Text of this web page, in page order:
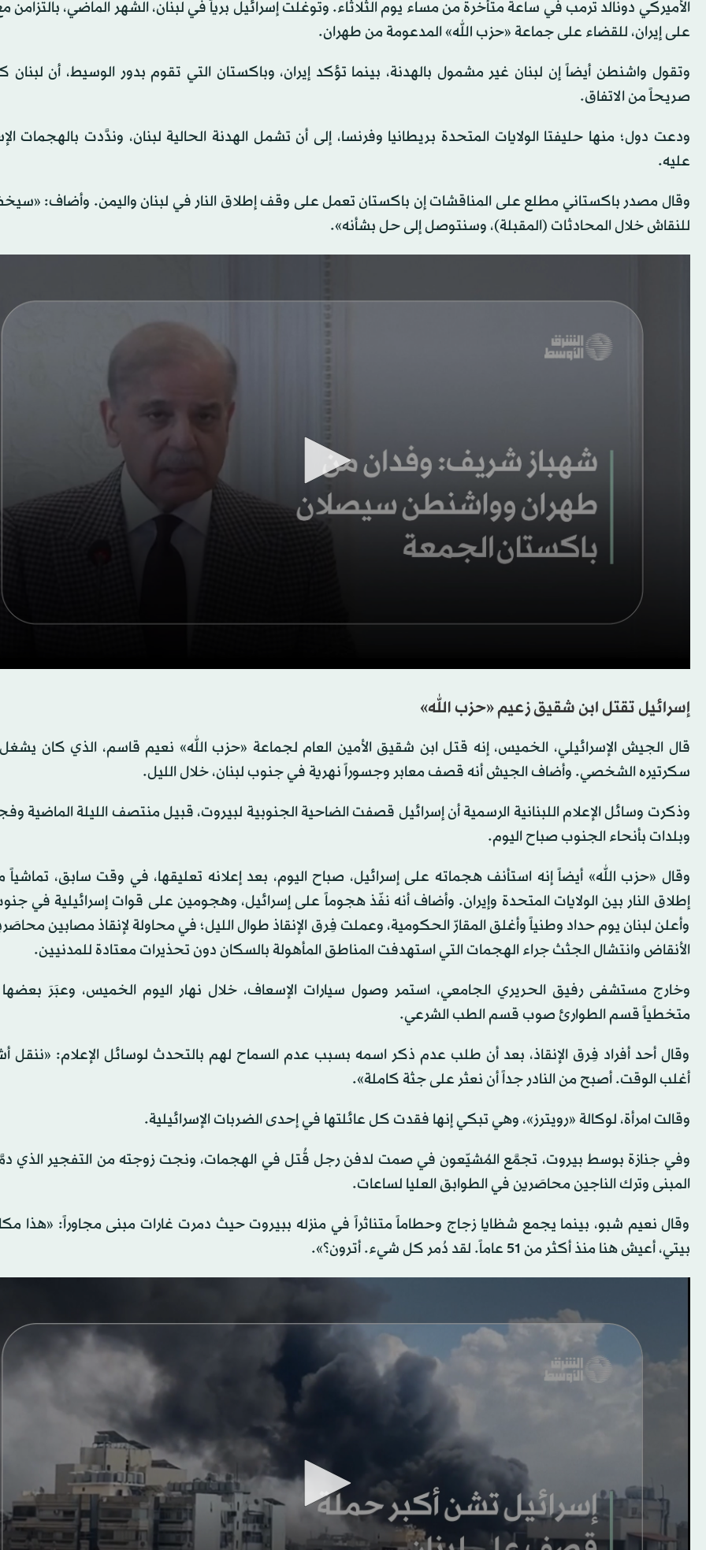
الأميركي دونالد ترمب في ساعة متأخرة من مساء يوم الثلاثاء. وتوغلت إسرائيل برياً في لبنان، الشهر الماضي، بالتزامن
على إيران، للقضاء على جماعة «حزب الله» المدعومة من طهران.
وتقول واشنطن أيضاً إن لبنان غير مشمول بالهدنة، بينما تؤكد إيران، وباكستان التي تقوم بدور الوسيط، أن لبنان
صريحاً من الاتفاق.
ودعت دول؛ منها حليفتا الولايات المتحدة بريطانيا وفرنسا، إلى أن تشمل الهدنة الحالية لبنان، وندَّدت بالهجمات
عليه.
وقال مصدر باكستاني مطلع على المناقشات إن باكستان تعمل على وقف إطلاق النار في لبنان واليمن. وأضاف:
للنقاش خلال المحادثات (المقبلة)، وسنتوصل إلى حل بشأنه».
إسرائيل تقتل ابن شقيق زعيم «حزب الله»
قال الجيش الإسرائيلي، الخميس، إنه قتل ابن شقيق الأمين العام لجماعة «حزب الله» نعيم قاسم، الذي كان
سكرتيره الشخصي. وأضاف الجيش أنه قصف معابر وجسوراً نهرية في جنوب لبنان، خلال الليل.
وذكرت وسائل الإعلام اللبنانية الرسمية أن إسرائيل قصفت الضاحية الجنوبية لبيروت، قبيل منتصف الليلة الماضية
وبلدات بأنحاء الجنوب صباح اليوم.
وقال «حزب الله» أيضاً إنه استأنف هجماته على إسرائيل، صباح اليوم، بعد إعلانه تعليقها، في وقت سابق،
إطلاق النار بين الولايات المتحدة وإيران. وأضاف أنه نفّذ هجوماً على إسرائيل، وهجومين على قوات إسرائيلية في
وأعلن لبنان يوم حداد وطنياً وأغلق المقارّ الحكومية، وعملت فِرق الإنقاذ طوال الليل؛ في محاولة لإنقاذ مصابين
الأنقاض وانتشال الجثث جراء الهجمات التي استهدفت المناطق المأهولة بالسكان دون تحذيرات معتادة للمدنيين.
وخارج مستشفى رفيق الحريري الجامعي، استمر وصول سيارات الإسعاف، خلال نهار اليوم الخميس، وعبَرَ
متخطياً قسم الطوارئ صوب قسم الطب الشرعي.
وقال أحد أفراد فِرق الإنقاذ، بعد أن طلب عدم ذكر اسمه بسبب عدم السماح لهم بالتحدث لوسائل الإعلام: «ننقل
أغلب الوقت. أصبح من النادر جداً أن نعثر على جثة كاملة».
وقالت امرأة، لوكالة «رويترز»، وهي تبكي إنها فقدت كل عائلتها في إحدى الضربات الإسرائيلية.
وفي جنازة بوسط بيروت، تجمَّع المُشيّعون في صمت لدفن رجل قُتل في الهجمات، ونجت زوجته من التفجير الذي
المبنى وترك الناجين محاصَرين في الطوابق العليا لساعات.
وقال نعيم شبو، بينما يجمع شظايا زجاج وحطاماً متناثراً في منزله ببيروت حيث دمرت غارات مبنى مجاوراً: «هذا
بيتي، أعيش هنا منذ أكثر من 51 عاماً. لقد دُمر كل شيء. أترون؟».